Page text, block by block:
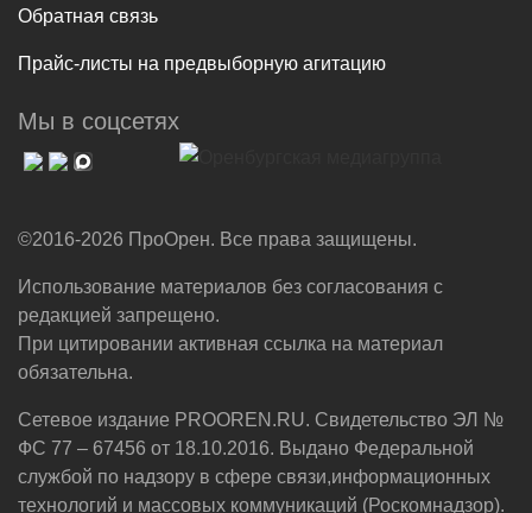
Обратная связь
Прайс-листы на предвыборную агитацию
Мы в соцсетях
©2016-2026 ПроОрен. Все права защищены.
Использование материалов без согласования с
редакцией запрещено.
При цитировании активная ссылка на материал
обязательна.
Сетевое издание PROOREN.RU. Свидетельство ЭЛ №
ФС 77 – 67456 от 18.10.2016. Выдано Федеральной
службой по надзору в сфере связи,информационных
технологий и массовых коммуникаций (Роскомнадзор).